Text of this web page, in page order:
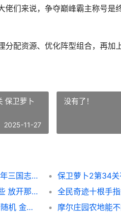
佬们来说，争夺巅峰霸主称号是
分配资源、优化阵型组合，再加
保卫萝卜
2025-11-27
没有了！
少年三国志2的过关斩将有啥子诀窍 少年三国志2的周年庆是什么时候
开放那三国3洛阳皇宫的战斗攻略有哪些 放开那三国3挖的卢
金铲铲之战中机械巨龙的出现方法是否随机 金铲铲之战 人机